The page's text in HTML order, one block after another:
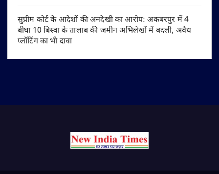
सुप्रीम कोर्ट के आदेशों की अनदेखी का आरोप: अकबरपुर में 4
बीघा 10 बिस्वा के तालाब की जमीन अभिलेखों में बदली, अवैध
प्लॉटिंग का भी दावा